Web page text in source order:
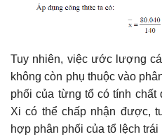
Tuy nhiên, việc ước lượng
không còn phụ thuộc vào
phối của từng tổ có tính
Xi có thể chấp nhận được,
hợp phân phối của tổ lệch